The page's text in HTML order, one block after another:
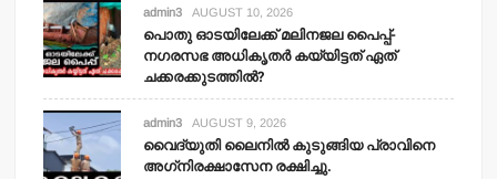
admin3 AUGUST 10, 2026
പൊതു ഓടയിലേക്ക് മലിനജല പൈപ്പ്-
നഗരസഭ അധികൃതര്‍ കയ്യിട്ടത് ഏത്
ചക്കരക്കുടത്തില്‍?
admin3 AUGUST 9, 2026
വൈദ്യുതി ലൈനില്‍ കുടുങ്ങിയ പ്രാവിനെ
അഗ്‌നിരക്ഷാസേന രക്ഷിച്ചു.